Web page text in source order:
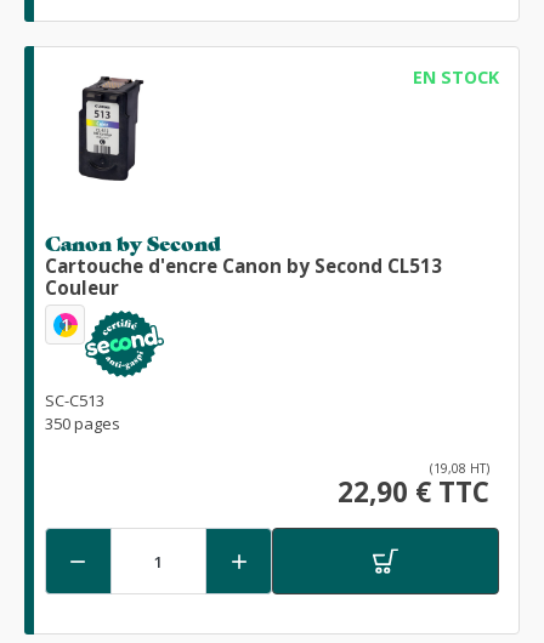
EN STOCK
Canon by Second
Cartouche d'encre Canon by Second CL513
Couleur
1
SC-C513
350 pages
(19,08 HT)
22,90 € TTC
 